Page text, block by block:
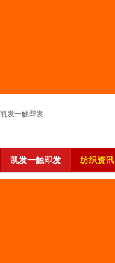
凯发一触即发
凯发一触即发 纺织资讯